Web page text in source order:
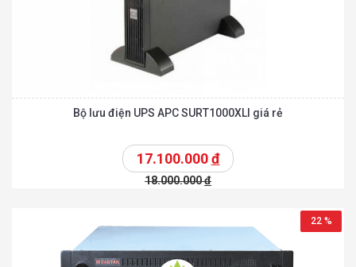
Bộ lưu điện UPS APC SURT1000XLI giá rẻ
17.100.000đ
18.000.000đ
22 %